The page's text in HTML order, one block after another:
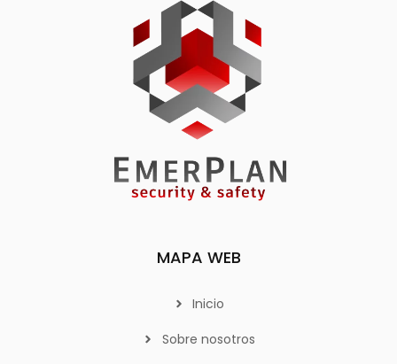
MAPA WEB
Inicio
Sobre nosotros